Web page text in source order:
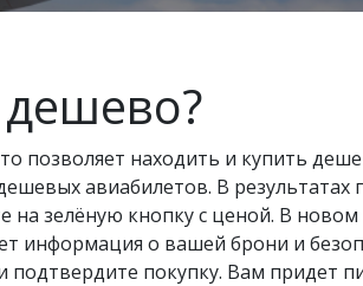
позволяет находить и купить
авиабилетов. В результатах
на зелёную кнопку с ценой. В
информация о вашей брони и
покупку. Вам придет